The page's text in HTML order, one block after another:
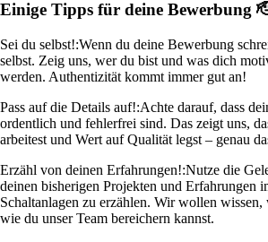
Einige Tipps für deine Bewerbung
Sei du selbst!:Wenn du deine Bewerbung
selbst. Zeig uns, wer du bist und was dich
werden. Authentizität kommt immer gut an!
Pass auf die Details auf!:Achte darauf, dass
ordentlich und fehlerfrei sind. Das zeigt uns,
arbeitest und Wert auf Qualität legst – genau
Erzähl von deinen Erfahrungen!:Nutze die
deinen bisherigen Projekten und Erfahrungen
Schaltanlagen zu erzählen. Wir wollen wissen,
wie du unser Team bereichern kannst.